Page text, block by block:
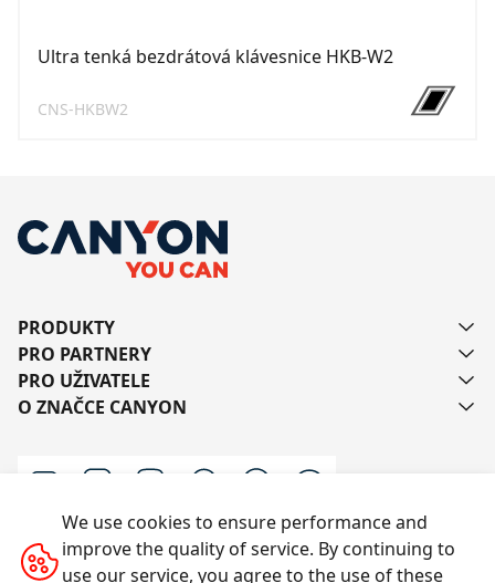
Ultra tenká bezdrátová klávesnice HKB-W2
CNS-HKBW2
PRODUKTY
PRO PARTNERY
PRO UŽIVATELE
O ZNAČCE CANYON
Kontaktujte nás
We use cookies to ensure performance and
improve the quality of service. By continuing to
use our service, you agree to the use of these